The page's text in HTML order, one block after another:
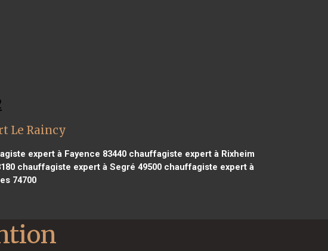
Le Raincy
expert à Fayence 83440chauffagiste expert à Rixheim
chauffagiste expert à Segré 49500 chauffagiste expert à
74700